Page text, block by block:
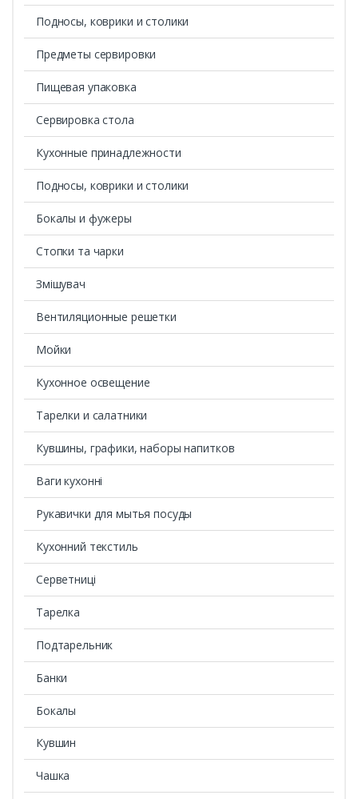
Подносы, коврики и столики
Предметы сервировки
Пищевая упаковка
Сервировка стола
Кухонные принадлежности
Подносы, коврики и столики
Бокалы и фужеры
Стопки та чарки
Змішувач
Вентиляционные решетки
Мойки
Кухонное освещение
Тарелки и салатники
Кувшины, графики, наборы напитков
Ваги кухонні
Рукавички для мытья посуды
Кухонний текстиль
Серветниці
Тарелка
Подтарельник
Банки
Бокалы
Кувшин
Чашка